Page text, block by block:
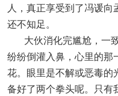
人，真正享受到了冯谖向
还不知足。
大伙消化完尴尬，一致
纷纷倒灌入鼻，心里的那
花。眼里是不解或恶毒的
备好了两个拳头呢。只有